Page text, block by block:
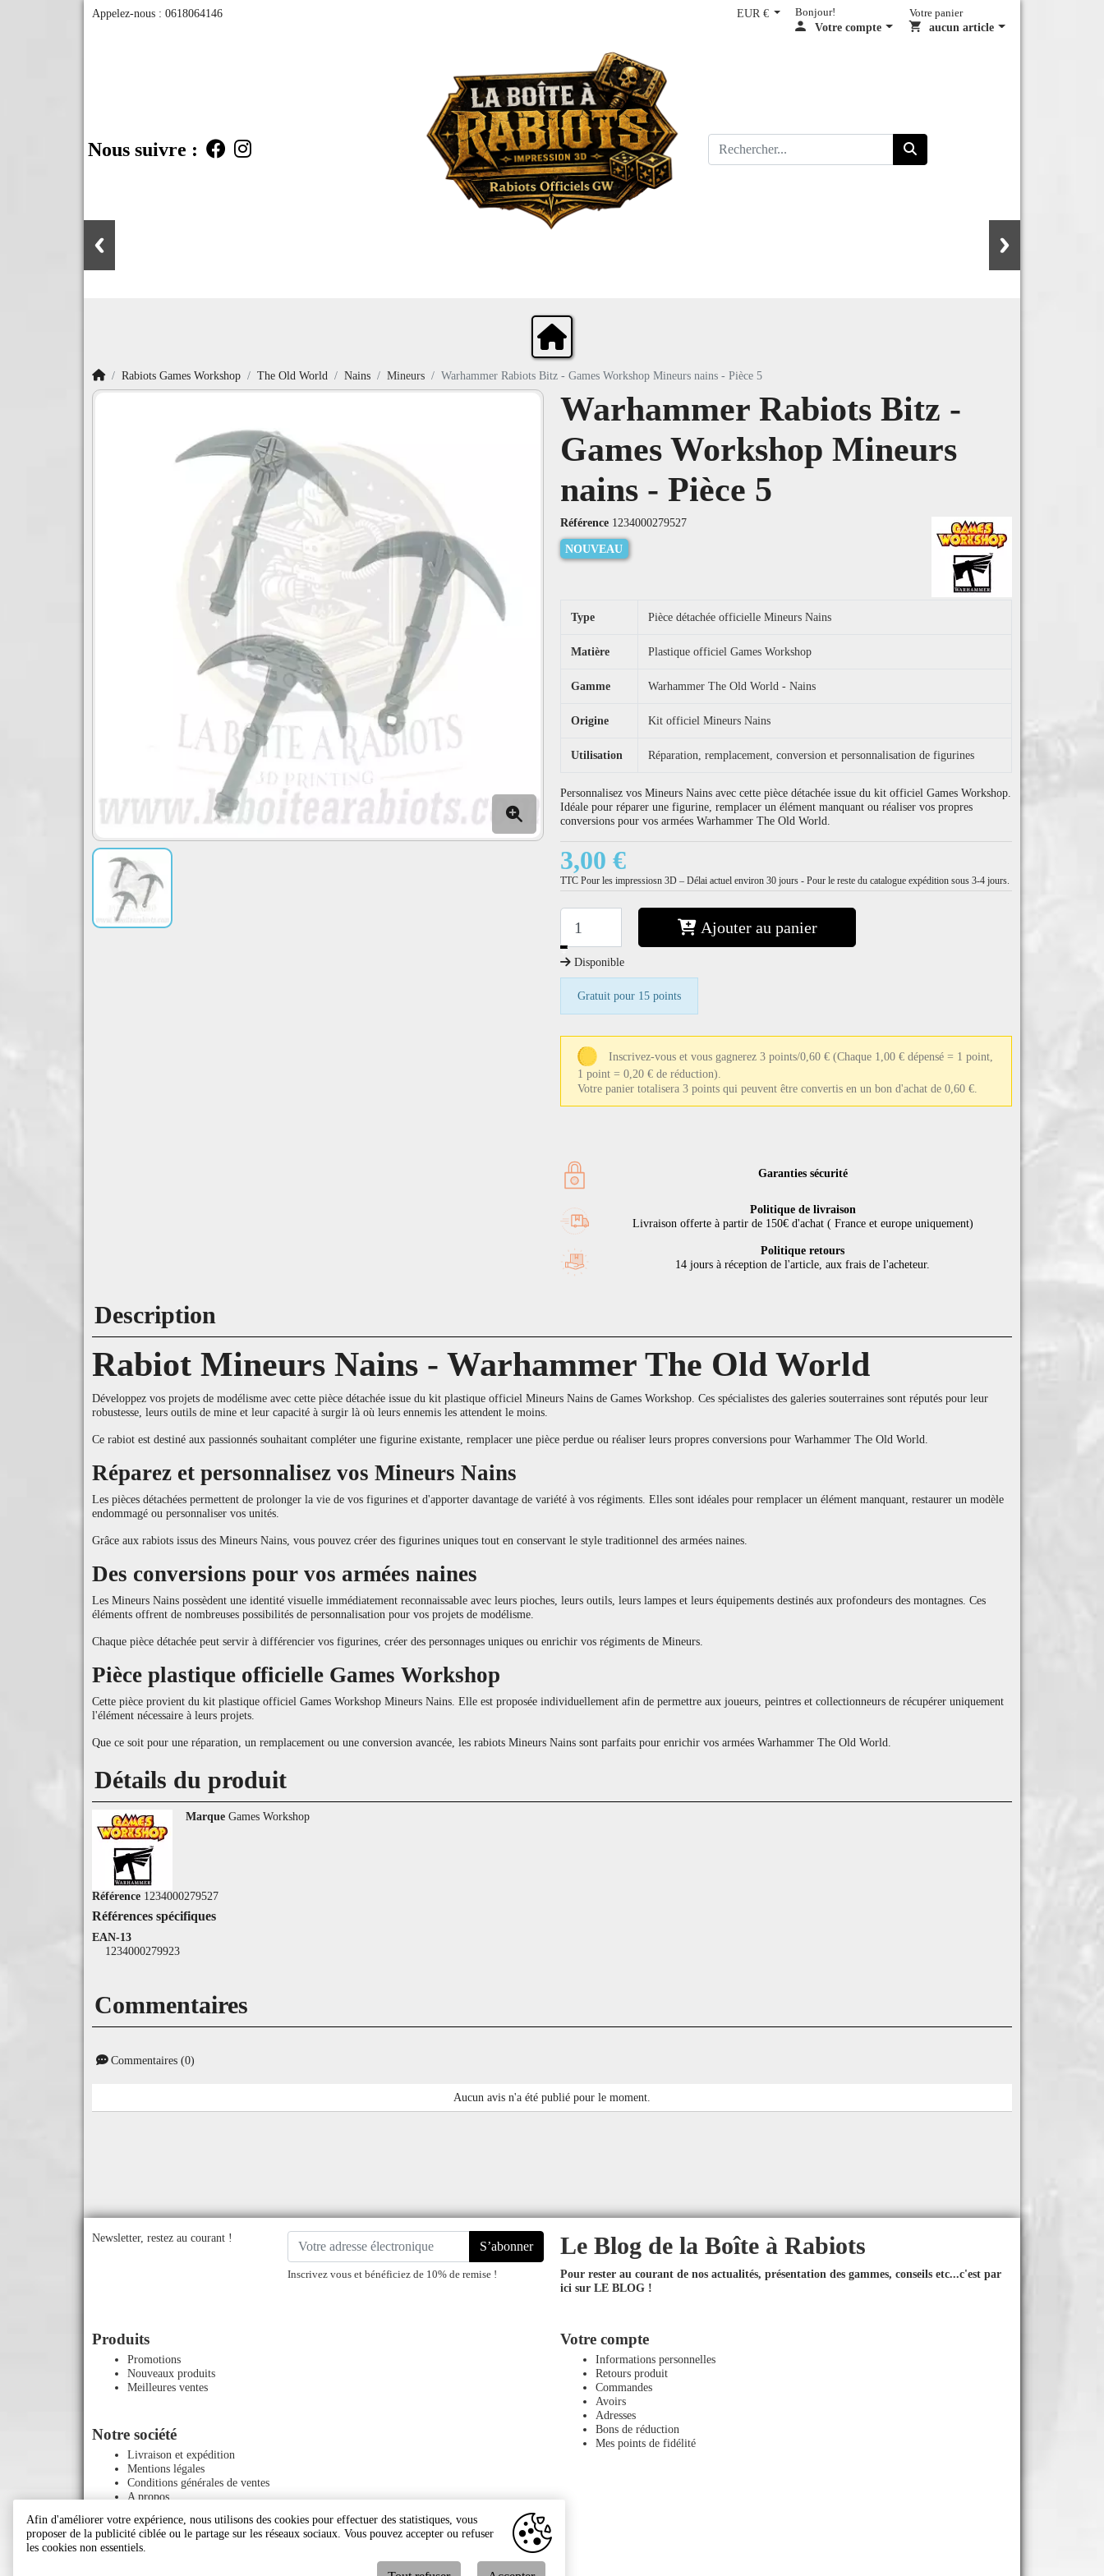
Appelez-nous : 0618064146 EUR € Bonjour!
Votre compte
Votre panier
aucun article
Nous suivre :
AccueilRabiots Games Workshop The Old World Nains Mineurs Warhammer Rabiots Bitz - Games Workshop Mineurs nains - Pièce 5
Warhammer Rabiots Bitz -
Games Workshop Mineurs
nains - Pièce 5
Référence 1234000279527
NOUVEAU
Type Pièce détachée officielle Mineurs Nains
Matière Plastique officiel Games Workshop
Gamme Warhammer The Old World - Nains
Origine Kit officiel Mineurs Nains
Utilisation Réparation, remplacement, conversion et personnalisation de figurines
Personnalisez vos Mineurs Nains avec cette pièce détachée issue du kit officiel Games Workshop.
Idéale pour réparer une figurine, remplacer un élément manquant ou réaliser vos propres
conversions pour vos armées Warhammer The Old World.
3,00 €
TTC Pour les impressiosn 3D – Délai actuel environ 30 jours - Pour le reste du catalogue expédition sous 3-4 jours.
−
Ajouter au panier
Disponible
Gratuit pour 15 points
Inscrivez-vous et vous gagnerez 3 points/0,60 € (Chaque 1,00 € dépensé = 1 point,
1 point = 0,20 € de réduction).
Votre panier totalisera 3 points qui peuvent être convertis en un bon d'achat de 0,60 €.
Garanties sécurité
Politique de livraison
Livraison offerte à partir de 150€ d'achat ( France et europe uniquement)
Politique retours
14 jours à réception de l'article, aux frais de l'acheteur.
Description
Rabiot Mineurs Nains - Warhammer The Old World
Développez vos projets de modélisme avec cette pièce détachée issue du kit plastique officiel Mineurs Nains de Games Workshop. Ces spécialistes des galeries souterraines sont réputés pour leur
robustesse, leurs outils de mine et leur capacité à surgir là où leurs ennemis les attendent le moins.
Ce rabiot est destiné aux passionnés souhaitant compléter une figurine existante, remplacer une pièce perdue ou réaliser leurs propres conversions pour Warhammer The Old World.
Réparez et personnalisez vos Mineurs Nains
Les pièces détachées permettent de prolonger la vie de vos figurines et d'apporter davantage de variété à vos régiments. Elles sont idéales pour remplacer un élément manquant, restaurer un modèle
endommagé ou personnaliser vos unités.
Grâce aux rabiots issus des Mineurs Nains, vous pouvez créer des figurines uniques tout en conservant le style traditionnel des armées naines.
Des conversions pour vos armées naines
Les Mineurs Nains possèdent une identité visuelle immédiatement reconnaissable avec leurs pioches, leurs outils, leurs lampes et leurs équipements destinés aux profondeurs des montagnes. Ces
éléments offrent de nombreuses possibilités de personnalisation pour vos projets de modélisme.
Chaque pièce détachée peut servir à différencier vos figurines, créer des personnages uniques ou enrichir vos régiments de Mineurs.
Pièce plastique officielle Games Workshop
Cette pièce provient du kit plastique officiel Games Workshop Mineurs Nains. Elle est proposée individuellement afin de permettre aux joueurs, peintres et collectionneurs de récupérer uniquement
l'élément nécessaire à leurs projets.
Que ce soit pour une réparation, un remplacement ou une conversion avancée, les rabiots Mineurs Nains sont parfaits pour enrichir vos armées Warhammer The Old World.
Détails du produit
Marque Games Workshop
Référence 1234000279527
Références spécifiques
EAN-13
1234000279923
Commentaires
Commentaires (0)
Aucun avis n'a été publié pour le moment.
Newsletter, restez au courant !
S’abonner
Inscrivez vous et bénéficiez de 10% de remise !
Le Blog de la Boîte à Rabiots
Pour rester au courant de nos actualités, présentation des gammes, conseils etc...c'est par
ici sur LE BLOG !
Produits
Promotions
Nouveaux produits
Meilleures ventes
Notre société
Livraison et expédition
Mentions légales
Conditions générales de ventes
A propos
Contactez-nous
Plan du site
Magasins
Votre compte
Informations personnelles
Retours produit
Commandes
Avoirs
Adresses
Bons de réduction
Mes points de fidélité
Afin d'améliorer votre expérience, nous utilisons des cookies pour effectuer des statistiques, vous
proposer de la publicité ciblée ou le partage sur les réseaux sociaux. Vous pouvez accepter ou refuser
les cookies non essentiels.